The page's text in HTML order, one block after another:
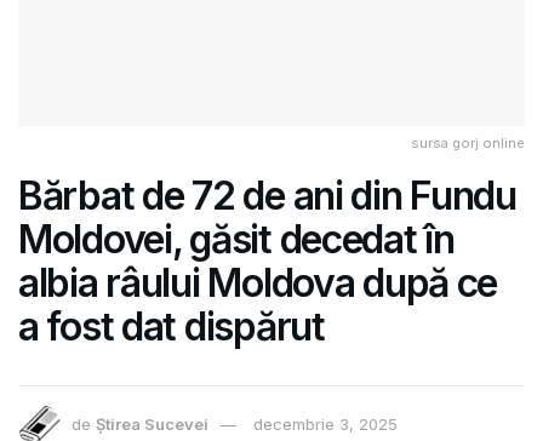
sursa gorj online
Bărbat de 72 de ani din Fundu
Moldovei, găsit decedat în
albia râului Moldova după ce
a fost dat dispărut
de Știrea Sucevei decembrie 3, 2025